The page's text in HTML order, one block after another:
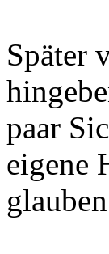
Später
paar
eigene